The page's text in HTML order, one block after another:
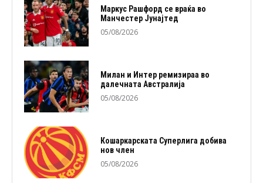
Маркус Рашфорд се враќа во
Манчестер Јунајтед
05/08/2026
Милан и Интер ремизираа во
далечната Австралија
05/08/2026
Кошаркарската Суперлига добива
нов член
05/08/2026